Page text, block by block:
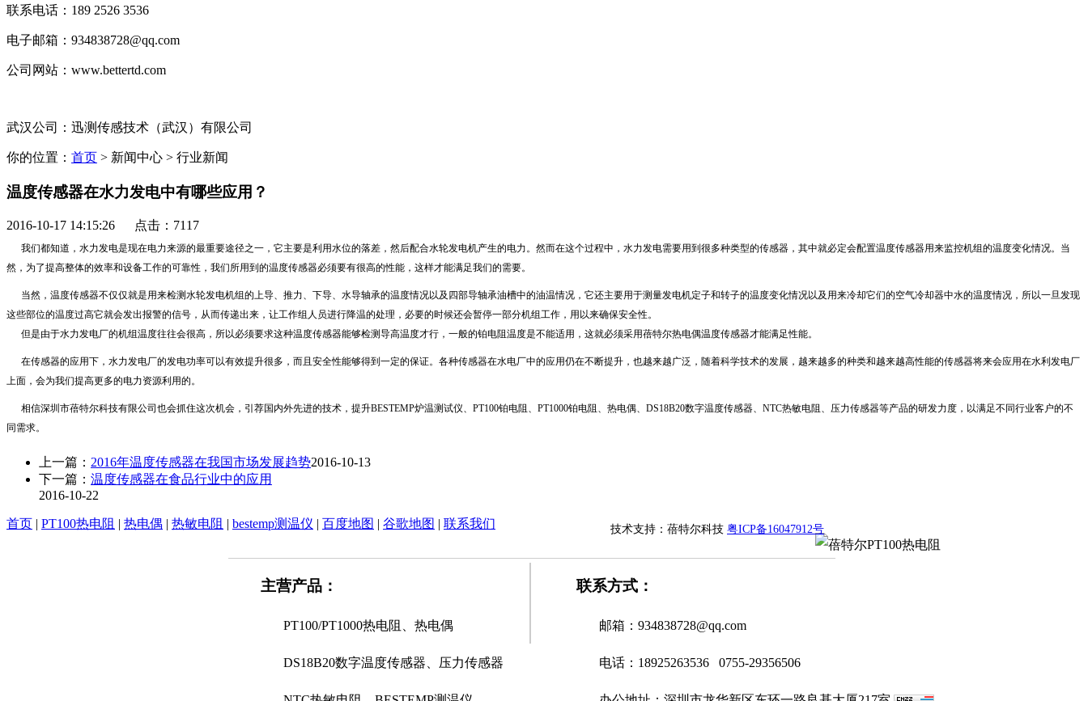
联系电话：189 2526 3536
电子邮箱： 934838728@qq.com
公司网站： www.bettertd.com
武汉公司：迅测传感技术（武汉）有限公司
你的位置： 首页 > 新闻中心 > 行业新闻
温度传感器在水力发电中有哪些应用？
2016-10-17 14:15:26 点击：7117
我们都知道，水力发电是现在电力来源的最重要途径之一，它主要是利用水位的落差，然后配合水轮发电机产生的电力。然而在这个过程中，水力发电需要用到很多种类型的传感器，其中就必定会配置温度传感器用来监控机组的温度变化情况。当
然，为了提高整体的效率和设备工作的可靠性，我们所用到的温度传感器必须要有很高的性能，这样才能满足我们的需要。
当然，温度传感器不仅仅就是用来检测水轮发电机组的上导、推力、下导、水导轴承的温度情况以及四部导轴承油槽中的油温情况，它还主要用于测量发电机定子和转子的温度变化情况以及用来冷却它们的空气冷却器中水的温度情况， 所以一旦发现
这些部位的温度过高它就会发出报警的信号，从而传递出来，让工作组人员进行降温的处理，必要的时候还会暂停一部分机组工作，用以来确保安全性。
但是由于水力发电厂的机组温度往往会很高，所以必须要求这种温度传感器能够检测导高温度才行，一般的铂电阻温度是不能适用，这就必须采用蓓特尔热电偶温度传感器才能满足性能。
在传感器的应用下，水力发电厂的发电功率可以有效提升很多，而且安全性能够得到一定的保证。各种传感器在水电厂中的应用仍在不断提升，也越来越广泛，随着科学技术的发展，越来越多的种类和越来越高性能的传感器将来会应用在水利发电厂
上面，会为我们提高更多的电力资源利用的。
相信深圳市蓓特尔科技有限公司也会抓住这次机会，引荐国内外先进的技术，提升BESTEMP炉温测试仪、PT100铂电阻、PT1000铂电阻、热电偶、DS18B20数字温度传感器、NTC热敏电阻、压力传感器等产品的研发力度，以满足不同行业客户的不
同需求。
上一篇： 2016年温度传感器在我国市场发展趋势2016-10-13
下一篇： 温度传感器在食品行业中的应用
2016-10-22
首页 | PT100热电阻 | 热电偶 | 热敏电阻 | bestemp测温仪 | 百度地图 | 谷歌地图 | 联系我们 技术支持：蓓特尔科技 粤ICP备16047912号
主营产品：
PT100/PT1000热电阻、热电偶
DS18B20数字温度传感器、压力传感器
联系方式：
邮箱：934838728@qq.com
电话：18925263536 0755-29356506